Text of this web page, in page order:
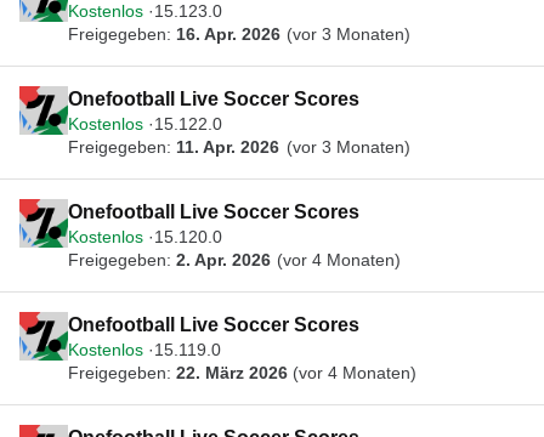
Kostenlos
15.123.0
Freigegeben: 16. Apr. 2026 (vor 3 Monaten)
Onefootball Live Soccer Scores
Kostenlos
15.122.0
Freigegeben: 11. Apr. 2026 (vor 3 Monaten)
Onefootball Live Soccer Scores
Kostenlos
15.120.0
Freigegeben: 2. Apr. 2026 (vor 4 Monaten)
Onefootball Live Soccer Scores
Kostenlos
15.119.0
Freigegeben: 22. März 2026 (vor 4 Monaten)